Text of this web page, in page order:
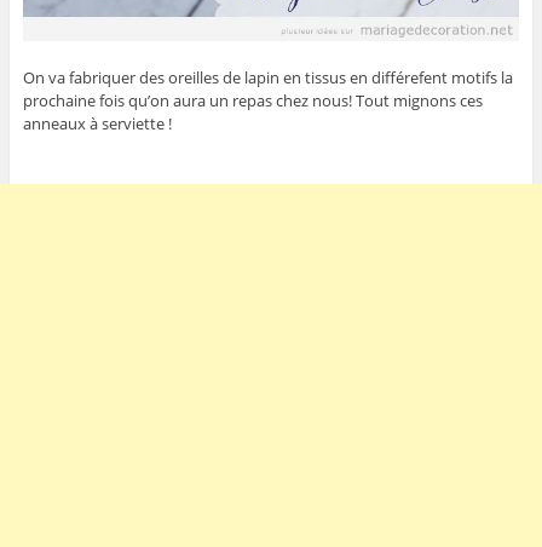
On va fabriquer des oreilles de lapin en tissus en différefent motifs la
prochaine fois qu’on aura un repas chez nous! Tout mignons ces
anneaux à serviette !